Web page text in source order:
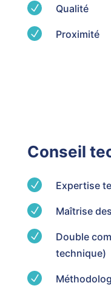
N Qualité
N Proximité
Conseil
N Expertise
N Maîtrise
N
Double
technique)
N